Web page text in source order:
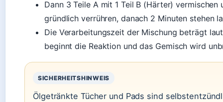
Dann 3 Teile A mit 1 Teil B (Härter)
gründlich verrühren, danach 2 Minuten stehen
Die Verarbeitungszeit der Mischung beträgt
beginnt die Reaktion und das Gemisch wird
SICHERHEITSHINWEIS
Ölgetränkte Tücher und Pads sind